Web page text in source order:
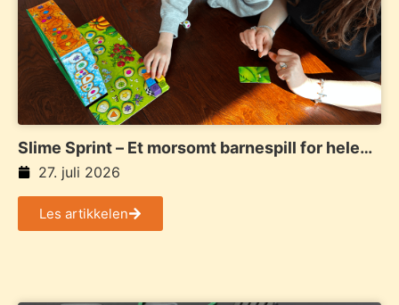
Slime Sprint – Et morsomt barnespill for hele
familien
27. juli 2026
Les artikkelen